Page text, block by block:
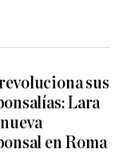
sus
Lara
en Roma